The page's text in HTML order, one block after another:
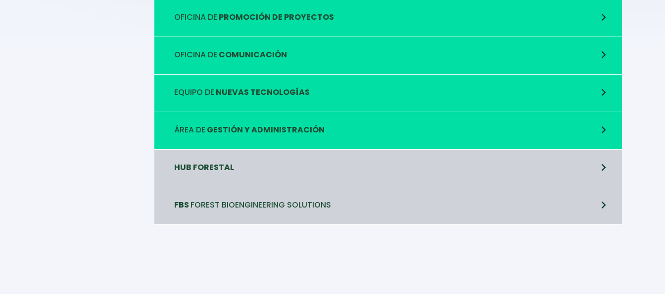
OFICINA DE PROMOCIÓN DE PROYECTOS
OFICINA DE COMUNICACIÓN
EQUIPO DE NUEVAS TECNOLOGÍAS
ÁREA DE GESTIÓN Y ADMINISTRACIÓN
HUB FORESTAL
FBS FOREST BIOENGINEERING SOLUTIONS